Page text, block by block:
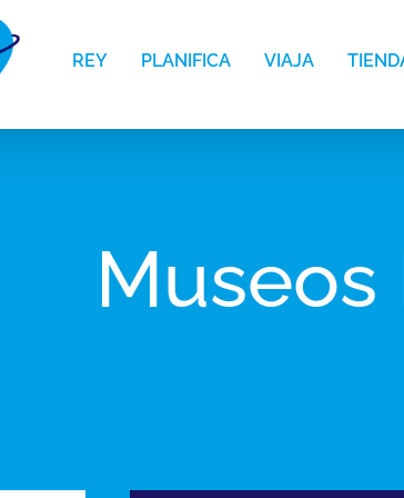
REY PLANIFICA VIAJA
Museos